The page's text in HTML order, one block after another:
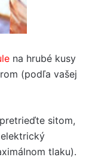
na hrubé kusy
(podľa vašej
sitom,
tlaku).